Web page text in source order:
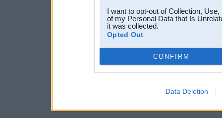
I want to opt-out of Collection,
of my Personal Data that Is
it was collected.
Opted Out
CONFIRM
Data Deletion